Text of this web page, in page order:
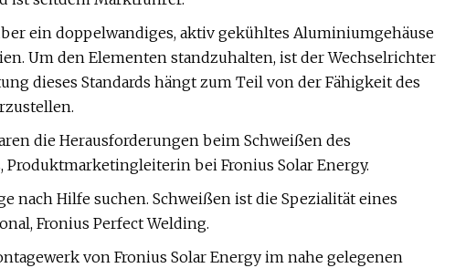
ein doppelwandiges, aktiv gekühltes Aluminiumgehäuse
Um den Elementen standzuhalten, ist der Wechselrichter
dieses Standards hängt zum Teil von der Fähigkeit des
die Herausforderungen beim Schweißen des
Produktmarketingleiterin bei Fronius Solar Energy.
nach Hilfe suchen. Schweißen ist die Spezialität eines
Fronius Perfect Welding.
von Fronius Solar Energy im nahe gelegenen